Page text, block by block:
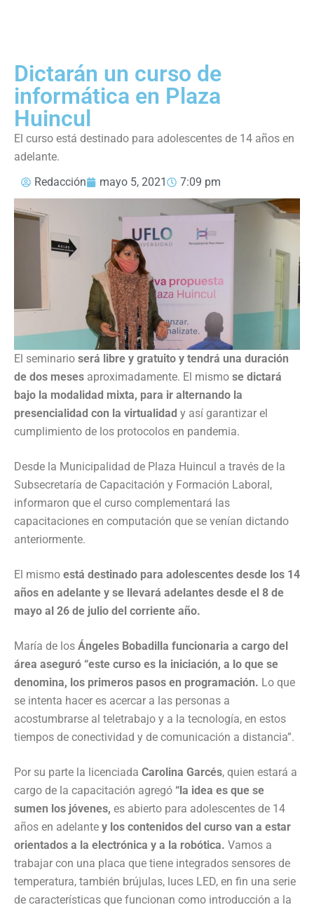
Dictarán un curso de
informática en Plaza
Huincul
El curso está destinado para adolescentes de 14 años en
adelante.
Redacción
mayo 5, 2021 7:09 pm
El seminario será libre y gratuito y tendrá una duración
de dos meses aproximadamente. El mismo se dictará
bajo la modalidad mixta, para ir alternando la
presencialidad con la virtualidad y así garantizar el
cumplimiento de los protocolos en pandemia.
Desde la Municipalidad de Plaza Huincul a través de la
Subsecretaría de Capacitación y Formación Laboral,
informaron que el curso complementará las
capacitaciones en computación que se venían dictando
anteriormente.
El mismo está destinado para adolescentes desde los 14
años en adelante y se llevará adelantes desde el 8 de
mayo al 26 de julio del corriente año.
María de los Ángeles Bobadilla funcionaria a cargo del
área aseguró “este curso es la iniciación, a lo que se
denomina, los primeros pasos en programación. Lo que
se intenta hacer es acercar a las personas a
acostumbrarse al teletrabajo y a la tecnología, en estos
tiempos de conectividad y de comunicación a distancia”.
Por su parte la licenciada Carolina Garcés, quien estará a
cargo de la capacitación agregó “la idea es que se
sumen los jóvenes, es abierto para adolescentes de 14
años en adelante y los contenidos del curso van a estar
orientados a la electrónica y a la robótica. Vamos a
trabajar con una placa que tiene integrados sensores de
temperatura, también brújulas, luces LED, en fin una serie
de características que funcionan como introducción a la